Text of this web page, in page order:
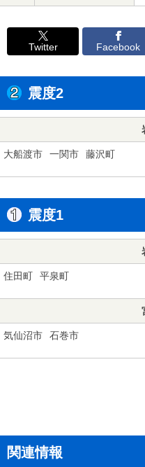
Twitter Facebook
震度2
大船渡市 一関市 藤沢町
震度1
住田町 平泉町
気仙沼市 石巻市
関連情報